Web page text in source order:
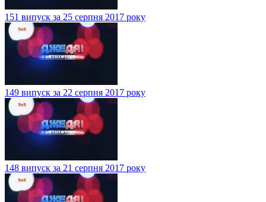
151 випуск за 25 серпня 2017 року
149 випуск за 22 серпня 2017 року
148 випуск за 21 серпня 2017 року